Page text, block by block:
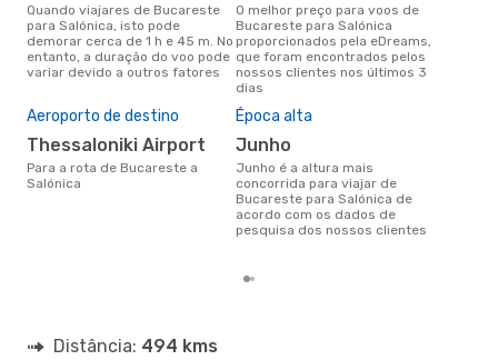
Quando viajares de Bucareste
para Salónica, isto pode
demorar cerca de 1 h e 45 m. No
entanto, a duração do voo pode
variar devido a outros fatores
O melhor preço para voos de
Bucareste para Salónica
proporcionados pela eDreams,
que foram encontrados pelos
nossos clientes nos últimos 3
dias
Aeroporto de destino
Thessaloniki Airport
Para a rota de Bucareste a
Salónica
Época alta
junho
junho é a altura mais
concorrida para viajar de
Bucareste para Salónica de
acordo com os dados de
pesquisa dos nossos clientes
Distância: 494 kms